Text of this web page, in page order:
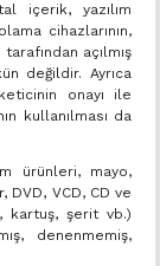
içerik, yazılım
cihazlarının,
açılmış
değildir. Ayrıca
onayı ile
kullanılması da
ürünleri, mayo,
DVD, VCD, CD ve
kartuş, şerit vb.)
denenmemiş,